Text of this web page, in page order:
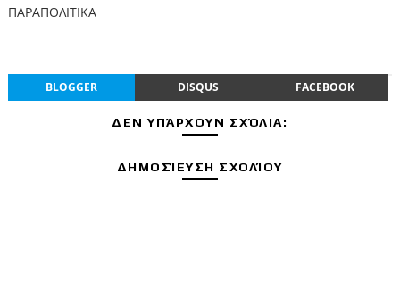
ΠΑΡΑΠΟΛΙΤΙΚΑ
BLOGGER DISQUS FACEBOOK
ΔΕΝ ΥΠΆΡΧΟΥΝ ΣΧΌΛΙΑ:
ΔΗΜΟΣΊΕΥΣΗ ΣΧΟΛΊΟΥ